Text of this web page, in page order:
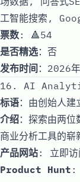
工智能搜索,
票数: 🔺54
是否精选：否
发布时间 ：2026
16. AI
标语：由创始人
介绍：探索由两
商业分析工具的崭
产品网站: 立即访
Product Hunt :